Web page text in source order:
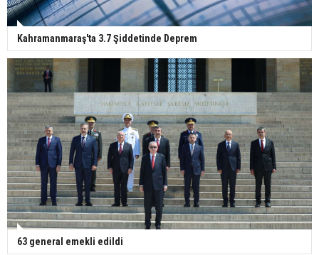
Kahramanmaraş'ta 3.7 Şiddetinde Deprem
63 general emekli edildi